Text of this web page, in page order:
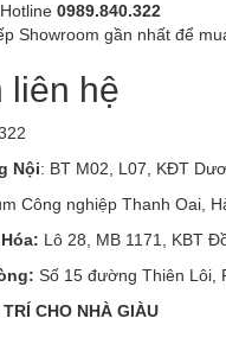
0989.840.322
Showroom gần nhất để
liên hệ
Nội: BT M02, L07, KĐT
Công nghiệp Thanh Oai,
Lô 28, MB 1171, KBT
Số 15 đường Thiên Lôi,
CHO NHÀ GIÀU